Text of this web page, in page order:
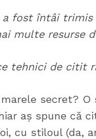
fost întâi trimis
multe resurse
tehnici de citit
secret?
aș spune că
cu stiloul (da,